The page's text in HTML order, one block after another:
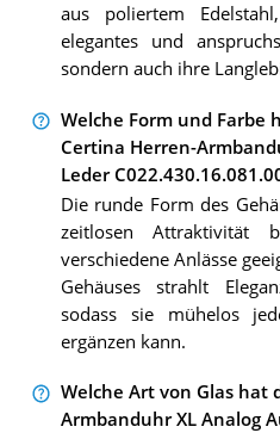
aus poliertem
elegantes und
sondern auch ihre
Welche Form und Farbe
Certina Herren-
Leder
Die runde Form des
zeitlosen
verschiedene Anlässe
Gehäuses strahlt
sodass sie mühelos
ergänzen kann.
Welche Art von Glas hat
Armbanduhr XL Analog